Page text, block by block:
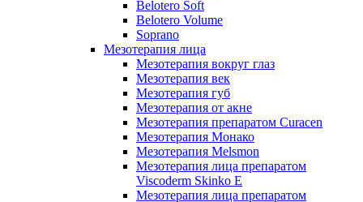
Belotero Soft
Belotero Volume
Soprano
Мезотерапия лица
Мезотерапия вокруг глаз
Мезотерапия век
Мезотерапия губ
Мезотерапия от акне
Мезотерапия препаратом Curacen
Мезотерапия Монако
Мезотерапия Melsmon
Мезотерапия лица препаратом
Viscoderm Skinko E
Мезотерапия лица препаратом